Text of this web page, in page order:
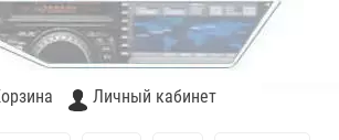
Личный кабинет